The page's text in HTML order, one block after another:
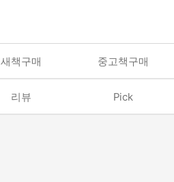
새책구매 중고책구매
리뷰 Pick